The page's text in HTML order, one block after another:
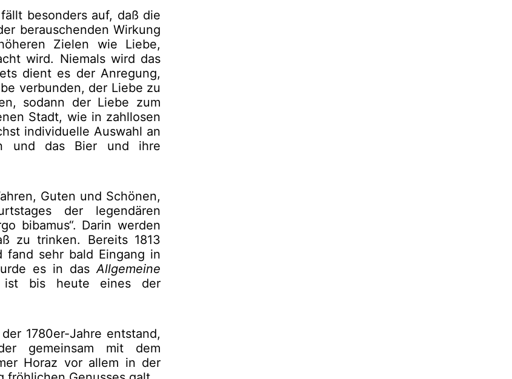
besonders auf, daß die
berauschenden Wirkung
Zielen wie Liebe,
wird. Niemals wird das
dient es der Anregung,
verbunden, der Liebe zu
sodann der Liebe zum
Stadt, wie in zahllosen
individuelle Auswahl an
und das Bier und ihre
Guten und Schönen,
der legendären
bibamus“. Darin werden
zu trinken. Bereits 1813
sehr bald Eingang in
es in dasAllgemeine
ist bis heute eines der
1780er-Jahre entstand,
gemeinsam mit dem
Horaz vor allem in der